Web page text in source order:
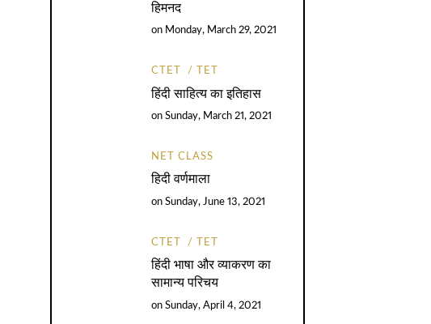
हिमनद
on Monday, March 29, 2021
CTET TET
हिंदी साहित्य का इतिहास
on Sunday, March 21, 2021
NET CLASS
हिदी वर्णमाला
on Sunday, June 13, 2021
CTET TET
हिंदी भाषा और व्याकरण का
सामान्य परिचय
on Sunday, April 4, 2021